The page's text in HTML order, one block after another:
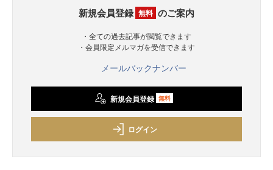
新規会員登録 無料 のご案内
・全ての過去記事が閲覧できます
・会員限定メルマガを受信できます
メールバックナンバー
新規会員登録 無料
ログイン